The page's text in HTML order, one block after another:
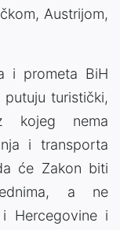
Austrijom,
i prometa BiH
turistički,
kojeg nema
i transporta
će Zakon biti
a ne
Hercegovine i